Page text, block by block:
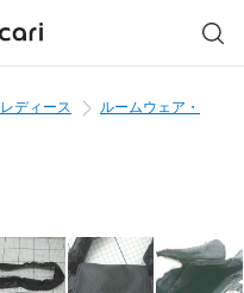
レディース
ルームウェア・